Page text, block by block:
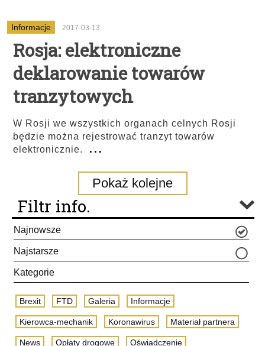
Informacje 2017-03-13
Rosja: elektroniczne
deklarowanie towarów
tranzytowych
W Rosji we wszystkich organach celnych Rosji
będzie można rejestrować tranzyt towarów
elektronicznie. ...
Pokaż kolejne
Filtr info.
Najnowsze
Najstarsze
Kategorie
Brexit FTD Galeria Informacje
Kierowca-mechanik Koronawirus Materiał partnera
News Opłaty drogowe Oświadczenie